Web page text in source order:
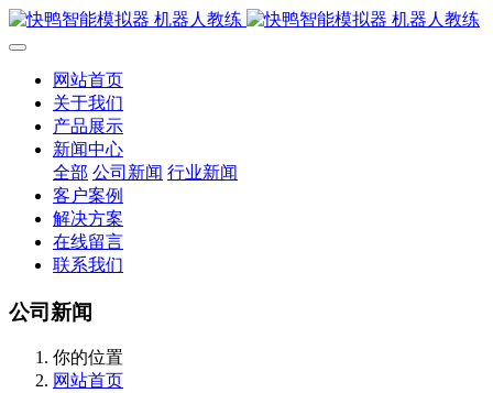
网站首页
关于我们
产品展示
新闻中心
全部 公司新闻 行业新闻
客户案例
解决方案
在线留言
联系我们
公司新闻
你的位置
网站首页